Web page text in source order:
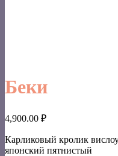
Беки
4,900.00 ₽
Карликовый кролик
японский пятнистый